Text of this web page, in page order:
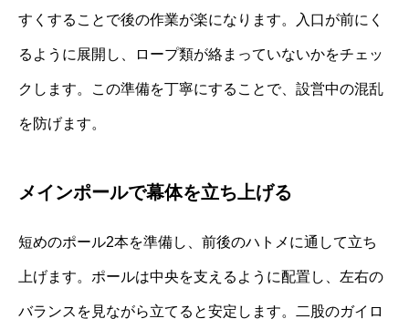
すくすることで後の作業が楽になります。入口が前にく
るように展開し、ロープ類が絡まっていないかをチェッ
クします。この準備を丁寧にすることで、設営中の混乱
を防げます。
メインポールで幕体を立ち上げる
短めのポール2本を準備し、前後のハトメに通して立ち
上げます。ポールは中央を支えるように配置し、左右の
バランスを見ながら立てると安定します。二股のガイロ